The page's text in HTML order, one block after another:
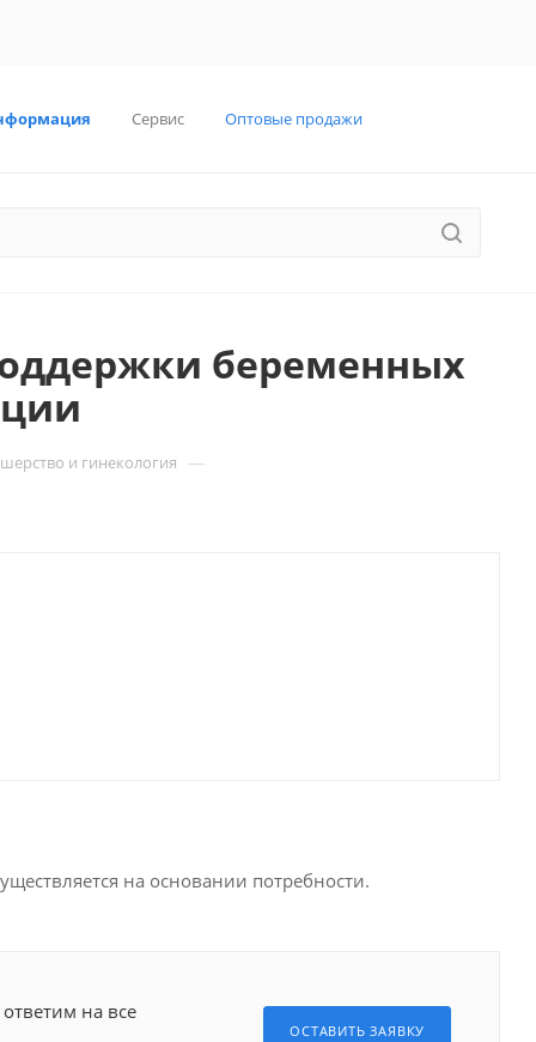
Сервис Оптовые продажи
беременных
и гинекология —
на основании потребности.
на все
ОСТАВИТЬ ЗАЯВКУ